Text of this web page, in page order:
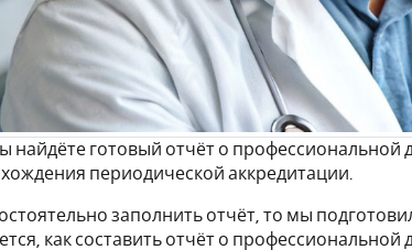
найдёте готовый отчёт о
периодической аккредитации.
заполнить отчёт, то мы
как составить отчёт о профессиональной